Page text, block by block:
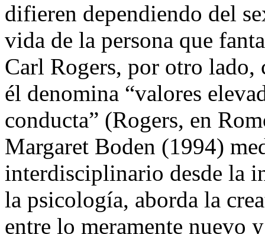
difieren dependiendo del
vida de la persona que
Carl Rogers, por otro lado,
él denomina “valores
conducta” (Rogers, en
Margaret Boden (1994)
interdisciplinario desde la
la psicología, aborda la
entre lo meramente nuevo